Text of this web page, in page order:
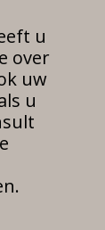
u
over
uw
u